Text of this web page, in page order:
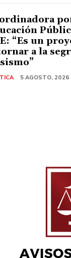
“Es un
a la
5 AGOSTO, 2026